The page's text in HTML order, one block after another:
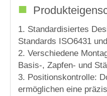
■
1. Standardisiertes
Standards ISO6431
2. Verschiedene
Basis-, Zapfen- und
3. Positionskontrolle:
ermöglichen eine